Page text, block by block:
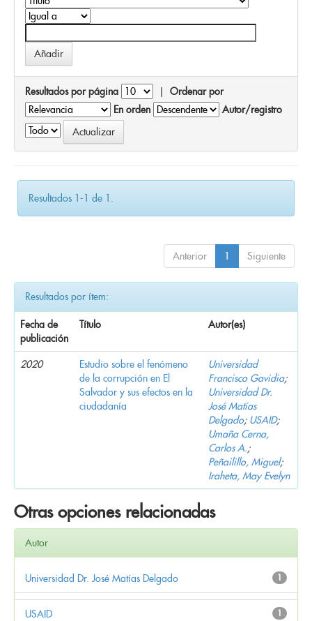
Resultados por página | Ordenar por
En orden
Autor/registro
Resultados 1-1 de 1.
Anterior 1 Siguiente
Resultados por ítem:
Fecha de
publicación
Título Autor(es)
2020
Estudio sobre el fenómeno
de la corrupción en El
Salvador y sus efectos en la
ciudadanía
Universidad
Francisco Gavidia;
Universidad Dr.
José Matías
Delgado; USAID;
Umaña Cerna,
Carlos A.;
Peñailillo, Miguel;
Iraheta, May Evelyn
Otras opciones relacionadas
Autor
1
Universidad Dr. José Matías Delgado
1
USAID